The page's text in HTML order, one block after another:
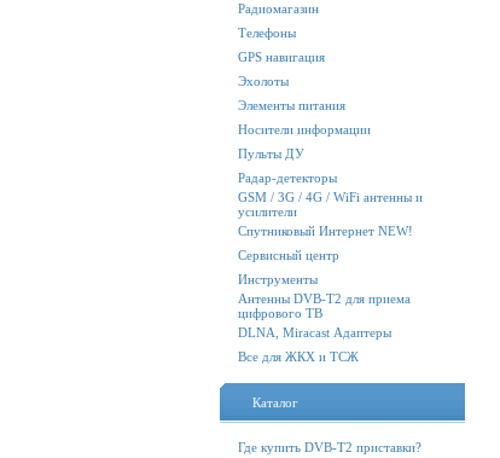
Радиомагазин
Телефоны
GPS навигация
Эхолоты
Элементы питания
Носители информации
Пульты ДУ
Радар-детекторы
GSM / 3G / 4G / WiFi антенны и
усилители
Спутниковый Интернет NEW!
Сервисный центр
Инструменты
Антенны DVB-T2 для приема
цифрового ТВ
DLNA, Miracast Адаптеры
Все для ЖКХ и ТСЖ
Каталог
Где купить DVB-T2 приставки?